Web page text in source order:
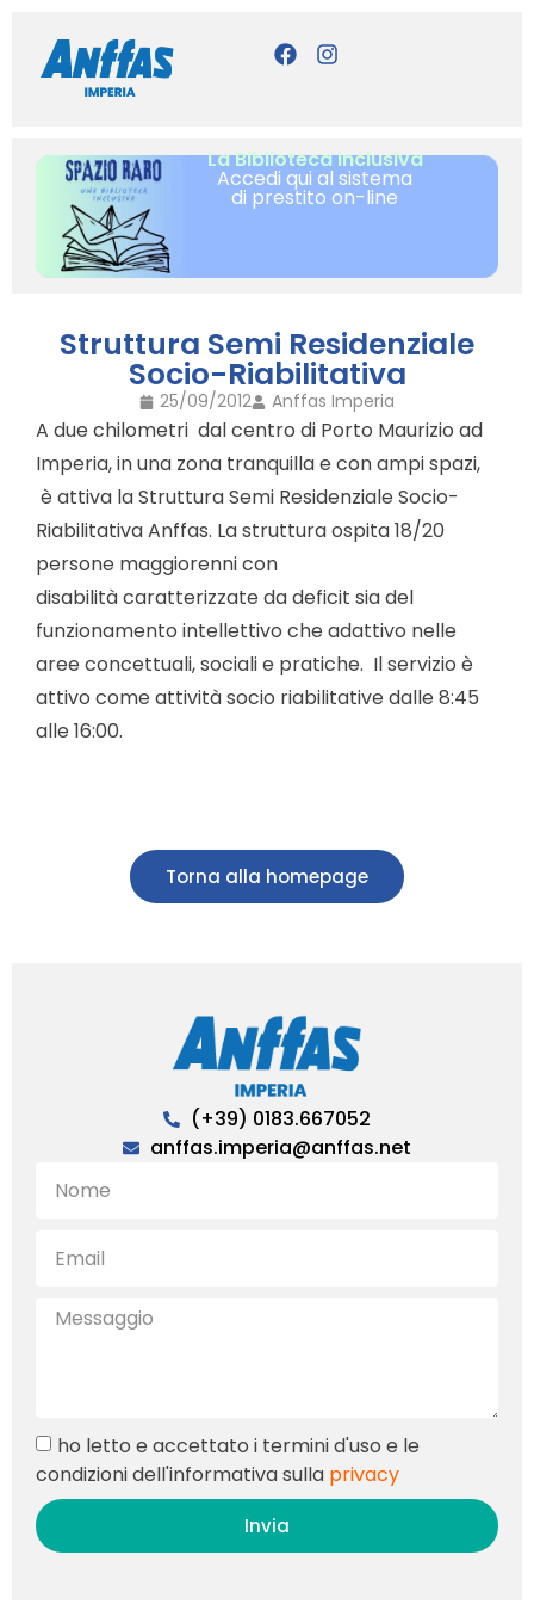
La Biblioteca inclusiva
Accedi qui al sistema
di prestito on-line
Struttura Semi Residenziale
Socio-Riabilitativa
25/09/2012 Anffas Imperia
A due chilometri dal centro di Porto Maurizio ad
Imperia, in una zona tranquilla e con ampi spazi,
è attiva la Struttura Semi Residenziale Socio-
Riabilitativa Anffas. La struttura ospita 18/20
persone maggiorenni con
disabilità caratterizzate da deficit sia del
funzionamento intellettivo che adattivo nelle
aree concettuali, sociali e pratiche. Il servizio è
attivo come attività socio riabilitative dalle 8:45
alle 16:00.
Torna alla homepage
(+39) 0183.667052
anffas.imperia@anffas.net
ho letto e accettato i termini d'uso e le
condizioni dell'informativa sulla privacy
Invia